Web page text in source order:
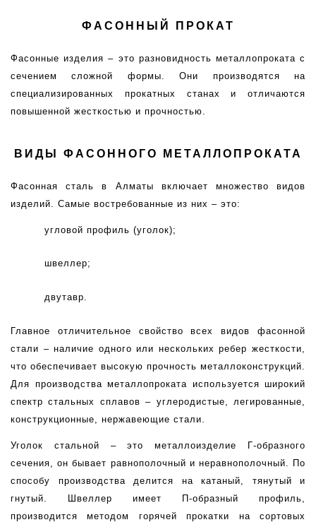
ФАСОННЫЙ ПРОКАТ
Фасонные изделия – это разновидность металлопроката с
сечением сложной формы. Они производятся на
специализированных прокатных станах и отличаются
повышенной жесткостью и прочностью.
ВИДЫ ФАСОННОГО МЕТАЛЛОПРОКАТА
Фасонная сталь в Алматы включает множество видов
изделий. Самые востребованные из них – это:
угловой профиль (уголок);
швеллер;
двутавр.
Главное отличительное свойство всех видов фасонной
стали – наличие одного или нескольких ребер жесткости,
что обеспечивает высокую прочность металлоконструкций.
Для производства металлопроката используется широкий
спектр стальных сплавов – углеродистые, легированные,
конструкционные, нержавеющие стали.
Уголок стальной – это металлоизделие Г-образного
сечения, он бывает равнополочный и неравнополочный. По
способу производства делится на катаный, тянутый и
гнутый. Швеллер имеет П-образный профиль,
производится методом горячей прокатки на сортовых